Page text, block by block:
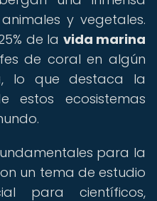
y vegetales.
de la vida marina
de coral en algún
lo que destaca la
estos ecosistemas
para la
un tema de estudio
para científicos,